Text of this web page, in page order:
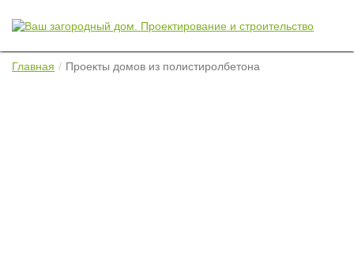
Главная Проекты домов из полистиролбетона